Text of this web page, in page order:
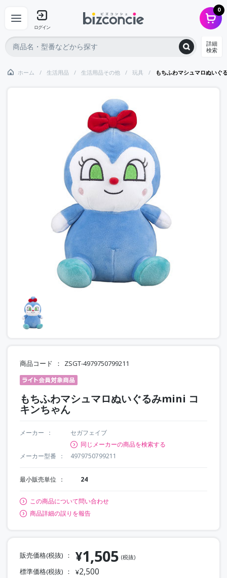
ログイン
0
詳細
検索
ホーム 生活用品 生活用品その他 玩具 もちふわマシュマロぬい
商品コード ZSGT-4979750799211
もちふわマシュマロぬいぐるみmini コ
キンちゃん
メーカー
セガフェイブ
同じメーカーの商品を検索する
メーカー型番
4979750799211
最小販売単位 24
この商品について問い合わせ
商品詳細の誤りを報告
販売価格(税抜) ¥1,505 (税抜)
標準価格(税抜) ¥2,500